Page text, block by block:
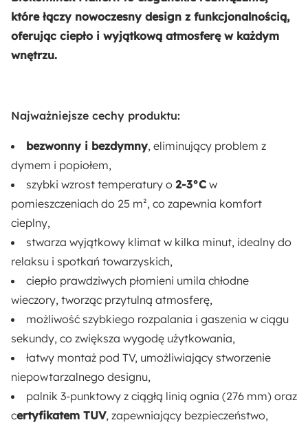
Długość:
12.2 cm
Materiał:
Metal
które łączy nowoczesny design z funkcjonalnością,
oferując ciepło i wyjątkową atmosferę w każdym
wnętrzu.
Najważniejsze cechy produktu:
bezwonny i bezdymny, eliminujący problem z
dymem i popiołem,
szybki wzrost temperatury o 2-3°C w
pomieszczeniach do 25 m², co zapewnia komfort
cieplny,
stwarza wyjątkowy klimat w kilka minut, idealny do
relaksu i spotkań towarzyskich,
ciepło prawdziwych płomieni umila chłodne
wieczory, tworząc przytulną atmosferę,
możliwość szybkiego rozpalania i gaszenia w ciągu
sekundy, co zwiększa wygodę użytkowania,
łatwy montaż pod TV, umożliwiający stworzenie
niepowtarzalnego designu,
palnik 3-punktowy z ciągłą linią ognia (276 mm) oraz
certyfikatem TUV, zapewniający bezpieczeństwo,